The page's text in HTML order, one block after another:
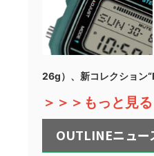
26g）、新コレクション
＞＞＞もっと見る
OUTLINEニュー